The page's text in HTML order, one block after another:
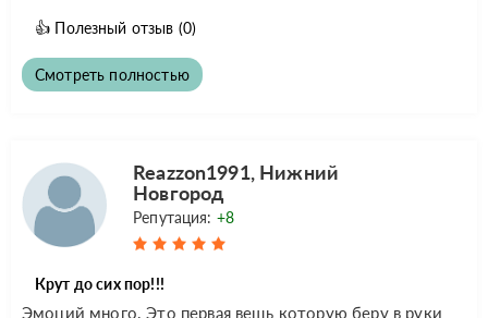
👍 Полезный отзыв (0)
Смотреть полностью
Reazzon1991, Нижний
Новгород
Репутация: +8
Крут до сих пор!!!
Эмоций много. Это первая вещь которую беру в руки